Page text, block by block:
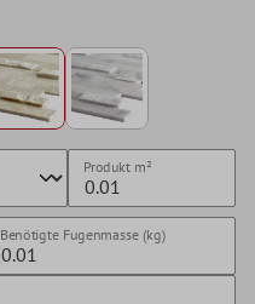
Produkt m²
Benötigte Fugenmasse (kg)